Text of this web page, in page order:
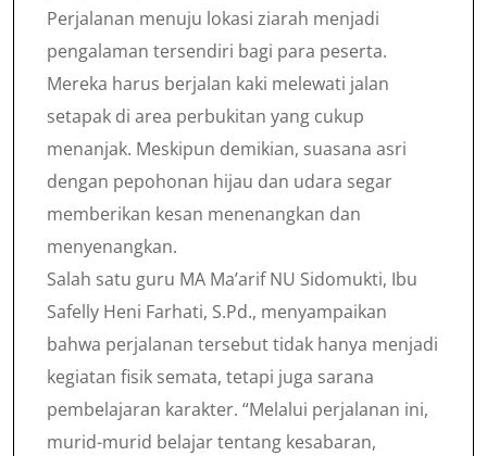
Perjalanan menuju lokasi ziarah menjadi
pengalaman tersendiri bagi para peserta.
Mereka harus berjalan kaki melewati jalan
setapak di area perbukitan yang cukup
menanjak. Meskipun demikian, suasana asri
dengan pepohonan hijau dan udara segar
memberikan kesan menenangkan dan
menyenangkan.
Salah satu guru MA Ma’arif NU Sidomukti, Ibu
Safelly Heni Farhati, S.Pd., menyampaikan
bahwa perjalanan tersebut tidak hanya menjadi
kegiatan fisik semata, tetapi juga sarana
pembelajaran karakter. “Melalui perjalanan ini,
murid-murid belajar tentang kesabaran,